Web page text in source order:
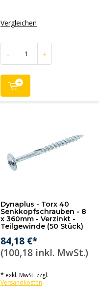
Vergleichen
- +
Dynaplus - Torx 40
Senkkopfschrauben - 8
x 360mm - Verzinkt -
Teilgewinde (50 Stück)
84,18 €*
(100,18 inkl. MwSt.)
* exkl. MwSt. zzgl.
Versandkosten